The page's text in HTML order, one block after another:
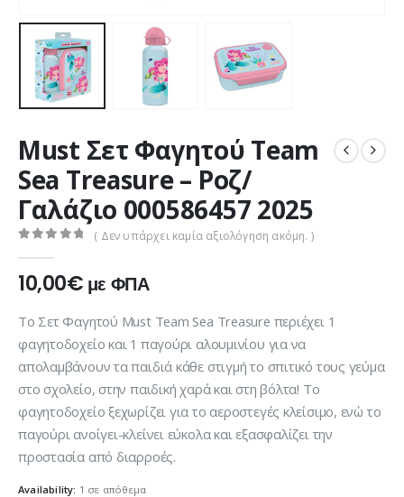
Must Σετ Φαγητού Team
Sea Treasure – Ροζ/
Γαλάζιο 000586457 2025
( Δεν υπάρχει καμία αξιολόγηση ακόμη. )
10,00€ με ΦΠΑ
Το Σετ Φαγητού Must Team Sea Treasure περιέχει 1
φαγητοδοχείο και 1 παγούρι αλουμινίου για να
απολαμβάνουν τα παιδιά κάθε στιγμή το σπιτικό τους γεύμα
στο σχολείο, στην παιδική χαρά και στη βόλτα! Το
φαγητοδοχείο ξεχωρίζει για το αεροστεγές κλείσιμο, ενώ το
παγούρι ανοίγει-κλείνει εύκολα και εξασφαλίζει την
προστασία από διαρροές.
Availability: 1 σε απόθεμα